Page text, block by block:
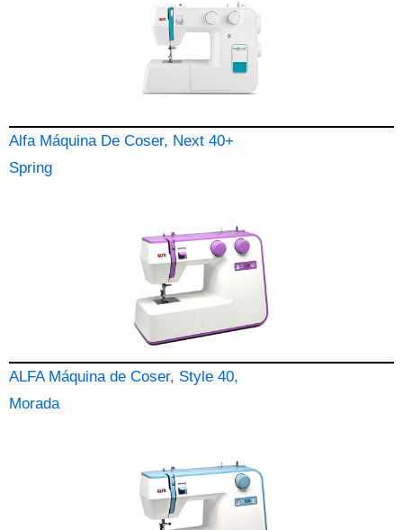
Alfa Máquina De Coser, Next 40+
Spring
ALFA Máquina de Coser, Style 40,
Morada